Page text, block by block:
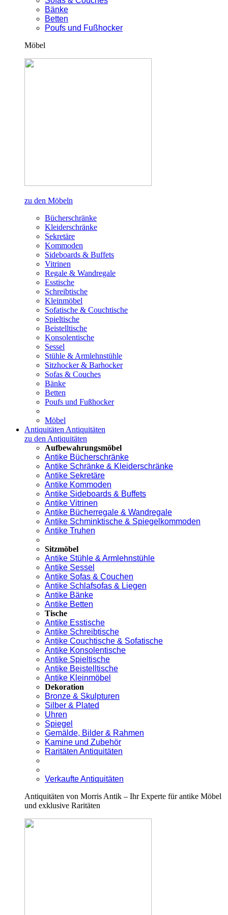
Bänke
Betten
Poufs und Fußhocker
Möbel
zu den Möbeln
Bücherschränke
Kleiderschränke
Sekretäre
Kommoden
Sideboards & Buffets
Vitrinen
Regale & Wandregale
Esstische
Schreibtische
Kleinmöbel
Sofatische & Couchtische
Spieltische
Beistelltische
Konsolentische
Sessel
Stühle & Armlehnstühle
Sitzhocker & Barhocker
Sofas & Couches
Bänke
Betten
Poufs und Fußhocker
Möbel
Antiquitäten Antiquitäten
zu den Antiquitäten
Aufbewahrungsmöbel
Antike Bücherschränke
Antike Schränke & Kleiderschränke
Antike Sekretäre
Antike Kommoden
Antike Sideboards & Buffets
Antike Vitrinen
Antike Bücherregale & Wandregale
Antike Schminktische & Spiegelkommoden
Antike Truhen
Sitzmöbel
Antike Stühle & Armlehnstühle
Antike Sessel
Antike Sofas & Couchen
Antike Schlafsofas & Liegen
Antike Bänke
Antike Betten
Tische
Antike Esstische
Antike Schreibtische
Antike Couchtische & Sofatische
Antike Konsolentische
Antike Spieltische
Antike Beistelltische
Antike Kleinmöbel
Dekoration
Bronze & Skulpturen
Silber & Plated
Uhren
Spiegel
Gemälde, Bilder & Rahmen
Kamine und Zubehör
Raritäten Antiquitäten
Verkaufte Antiquitäten
Antiquitäten von Morris Antik – Ihr Experte für antike Möbel
und exklusive Raritäten